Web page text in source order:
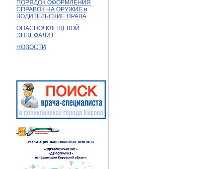
ПОРЯДОК ОФОРМЛЕНИЯ
СПРАВОК НА ОРУЖИЕ и
ВОДИТЕЛЬСКИЕ ПРАВА
ОПАСНО! КЛЕЩЕВОЙ
ЭНЦЕФАЛИТ
НОВОСТИ